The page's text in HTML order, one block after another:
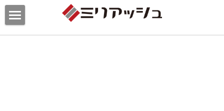
私たちについて